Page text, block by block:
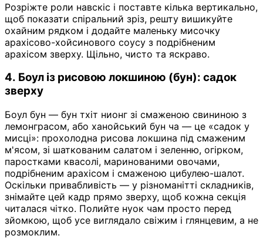
Розріжте роли навскіс і поставте кілька вертикально,
щоб показати спіральний зріз, решту вишикуйте
охайним рядком і додайте маленьку мисочку
арахісово-хойсинового соусу з подрібненим
арахісом зверху. Щільно, чисто та яскраво.
4. Боул із рисовою локшиною (бун): садок
зверху
Боул бун — бун тхіт нионг зі смаженою свининою з
лемонграсом, або ханойський бун ча — це «садок у
мисці»: прохолодна рисова локшина під смаженим
м'ясом, зі шаткованим салатом і зеленню, огірком,
паростками квасолі, маринованими овочами,
подрібненим арахісом і смаженою цибулею-шалот.
Оскільки привабливість — у різноманітті складників,
знімайте цей кадр прямо зверху, щоб кожна секція
читалася чітко. Полийте нуок чам просто перед
зйомкою, щоб усе виглядало свіжим і глянцевим, а не
розмоклим.